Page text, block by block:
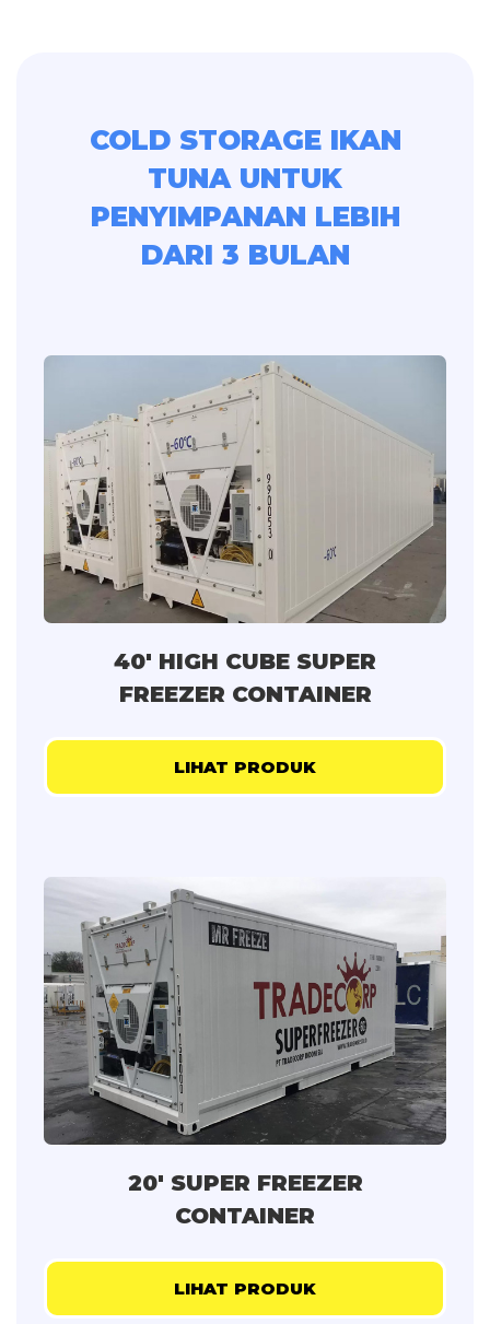
COLD STORAGE IKAN
TUNA UNTUK
PENYIMPANAN LEBIH
DARI 3 BULAN
40' HIGH CUBE SUPER
FREEZER CONTAINER
LIHAT PRODUK
20' SUPER FREEZER
CONTAINER
LIHAT PRODUK